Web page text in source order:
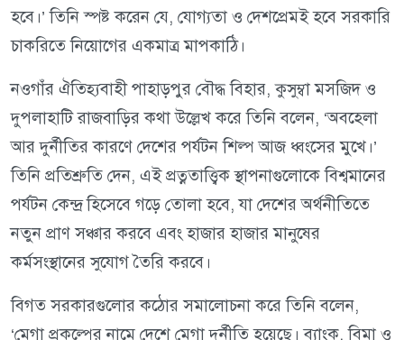
হবে।’ তিনি স্পষ্ট করেন যে, যোগ্যতা ও দেশপ্রেমই হবে সরকারি
চাকরিতে নিয়োগের একমাত্র মাপকাঠি।
নওগাঁর ঐতিহ্যবাহী পাহাড়পুর বৌদ্ধ বিহার, কুসুম্বা মসজিদ ও
দুপলাহাটি রাজবাড়ির কথা উল্লেখ করে তিনি বলেন, ‘অবহেলা
আর দুর্নীতির কারণে দেশের পর্যটন শিল্প আজ ধ্বংসের মুখে।’
তিনি প্রতিশ্রুতি দেন, এই প্রত্নতাত্ত্বিক স্থাপনাগুলোকে বিশ্বমানের
পর্যটন কেন্দ্র হিসেবে গড়ে তোলা হবে, যা দেশের অর্থনীতিতে
নতুন প্রাণ সঞ্চার করবে এবং হাজার হাজার মানুষের
কর্মসংস্থানের সুযোগ তৈরি করবে।
বিগত সরকারগুলোর কঠোর সমালোচনা করে তিনি বলেন,
‘মেগা প্রকল্পের নামে দেশে মেগা দুর্নীতি হয়েছে। ব্যাংক, বিমা ও